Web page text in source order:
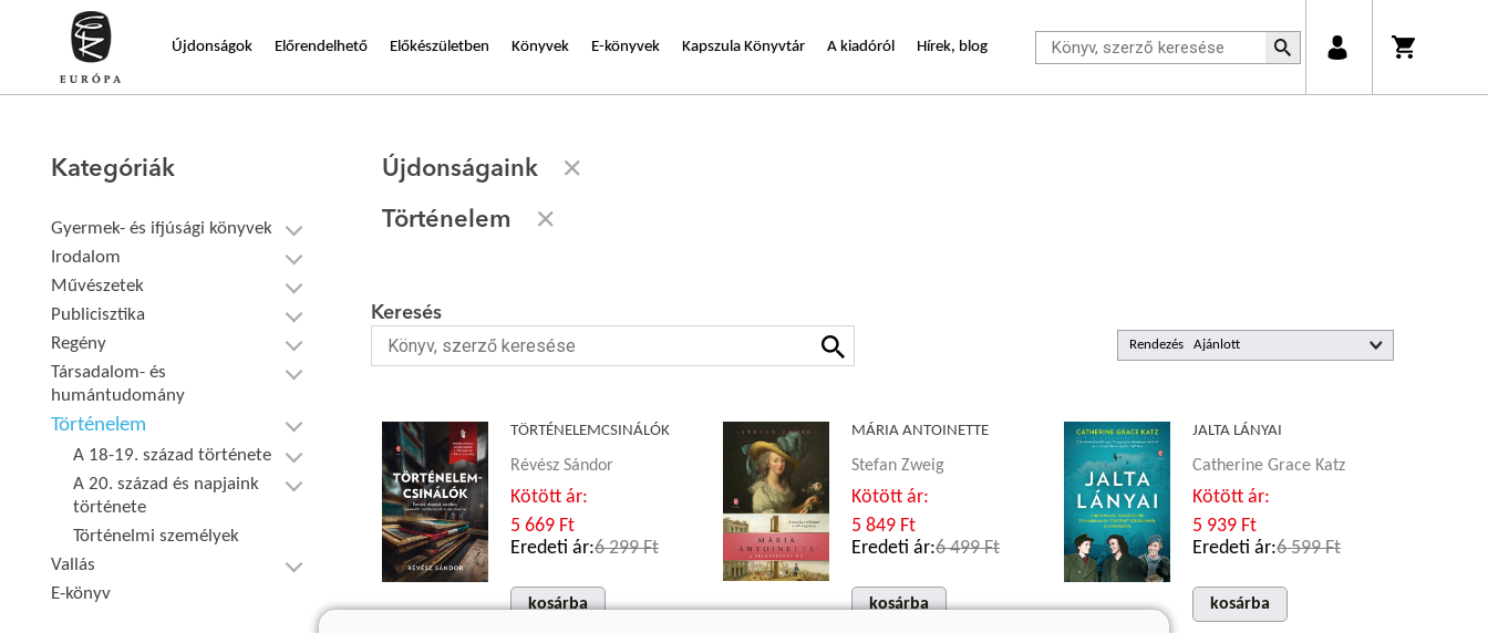
Újdonságok Előrendelhető Előkészületben Könyvek E-könyvek Kapszula Könyvtár A kiadóról Hírek, blog
Kategóriák
Gyermek- és ifjúsági könyvek
Irodalom
Művészetek
Publicisztika
Regény
Társadalom- és
humántudomány
Történelem
A 18-19. század története
A 20. század és napjaink
története
Történelmi személyek
Vallás
E-könyv
Újdonságaink
Történelem
Rendezés
Keresés
TÖRTÉNELEMCSINÁLÓK
Révész Sándor
Kötött ár:
5 669 Ft
Eredeti ár:6 299 Ft
kosárba
MÁRIA ANTOINETTE
Stefan Zweig
Kötött ár:
5 849 Ft
Eredeti ár:6 499 Ft
kosárba
JALTA LÁNYAI
Catherine Grace Katz
Kötött ár:
5 939 Ft
Eredeti ár:6 599 Ft
kosárba